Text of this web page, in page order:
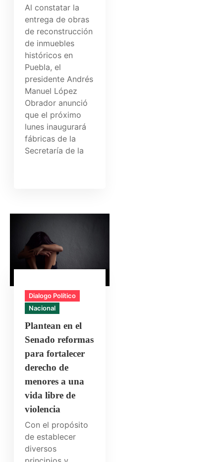
Al constatar la
entrega de obras
de reconstrucción
de inmuebles
históricos en
Puebla, el
presidente Andrés
Manuel López
Obrador anunció
que el próximo
lunes inaugurará
fábricas de la
Secretaría de la
Dialogo Político
Nacional
Plantean en el
Senado reformas
para fortalecer
derecho de
menores a una
vida libre de
violencia
Con el propósito
de establecer
diversos